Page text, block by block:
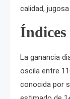
calidad,
La ganancia
oscila entre
conocida por